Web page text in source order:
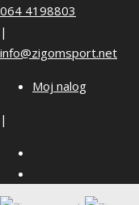
Skip
to
content
064 4198803
|
info@zigomsport.net
Moj nalog
|